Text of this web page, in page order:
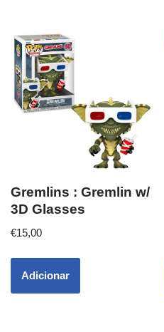
Gremlins : Gremlin w/
3D Glasses
€15,00
Adicionar